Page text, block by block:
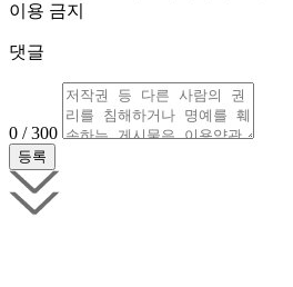
이용 금지
댓글
0 / 300